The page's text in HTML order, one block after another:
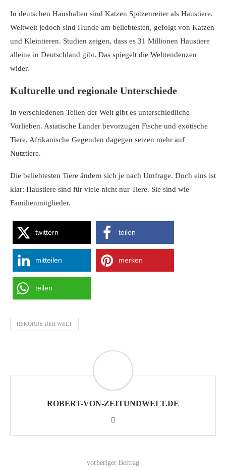
In deutschen Haushalten sind Katzen Spitzenreiter als Haustiere.
Weltweit jedoch sind Hunde am beliebtesten, gefolgt von Katzen
und Kleintieren. Studien zeigen, dass es 31 Millionen Haustiere
alleine in Deutschland gibt. Das spiegelt die Welttendenzen
wider.
Kulturelle und regionale Unterschiede
In verschiedenen Teilen der Welt gibt es unterschiedliche
Vorlieben. Asiatische Länder bevorzugen Fische und exotische
Tiere. Afrikanische Gegenden dagegen setzen mehr auf
Nutztiere.
Die beliebtesten Tiere ändern sich je nach Umfrage. Doch eins ist
klar: Haustiere sind für viele nicht nur Tiere. Sie sind wie
Familienmitglieder.
twittern teilen
mitteilen merken
teilen
REKORDE DER WELT
ROBERT-VON-ZEITUNDWELT.DE
vorheriger Beitrag